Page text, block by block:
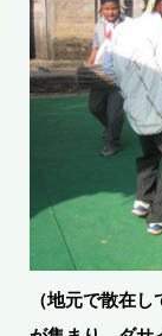
（地元で散在